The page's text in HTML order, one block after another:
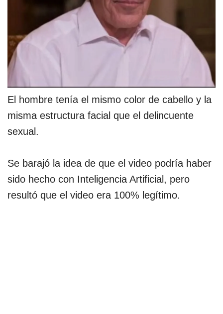
El hombre tenía el mismo color de cabello y la
misma estructura facial que el delincuente
sexual.
Se barajó la idea de que el video podría haber
sido hecho con Inteligencia Artificial, pero
resultó que el video era 100% legítimo.